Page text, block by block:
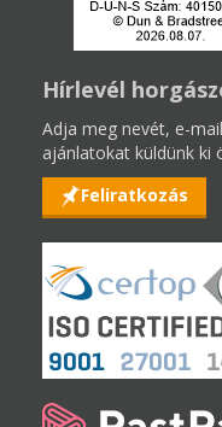
Hírlevél
Adja meg nevét, e-
ajánlatokat küldünk ki
Feliratkozás